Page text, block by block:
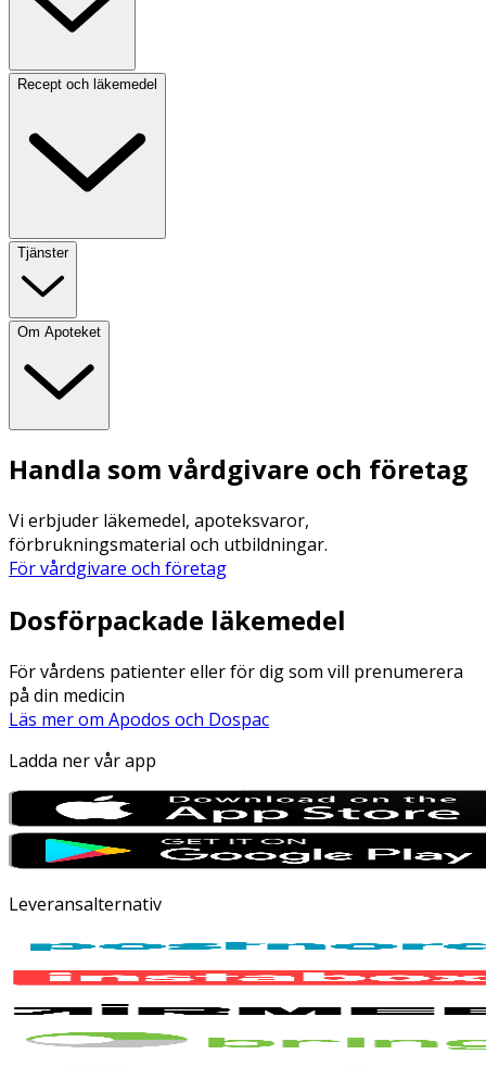
Recept och läkemedel
Tjänster
Om Apoteket
Handla som vårdgivare och företag
Vi erbjuder läkemedel, apoteksvaror,
förbrukningsmaterial och utbildningar.
För vårdgivare och företag
Dosförpackade läkemedel
För vårdens patienter eller för dig som vill prenumerera
på din medicin
Läs mer om Apodos och Dospac
Ladda ner vår app
Leveransalternativ